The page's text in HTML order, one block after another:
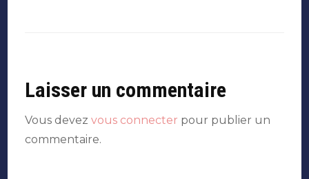
Laisser un commentaire
Vous devezvous connecter pour publier un
commentaire.